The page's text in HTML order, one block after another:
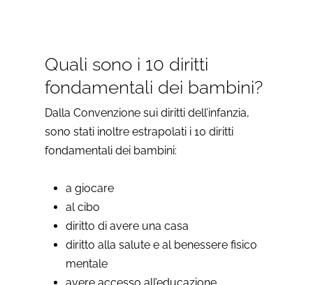
Quali sono i 10 diritti
fondamentali dei bambini?
Dalla Convenzione sui diritti dell’infanzia,
sono stati inoltre estrapolati i 10 diritti
fondamentali dei bambini:
a giocare
al cibo
diritto di avere una casa
diritto alla salute e al benessere fisico
mentale